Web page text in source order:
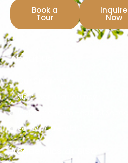
Book a
Tour
Inquire
Now
About Us
Our Chairman
SISC Learning Journey
Welcome From Head of School
School Calendar
Academics at SISC